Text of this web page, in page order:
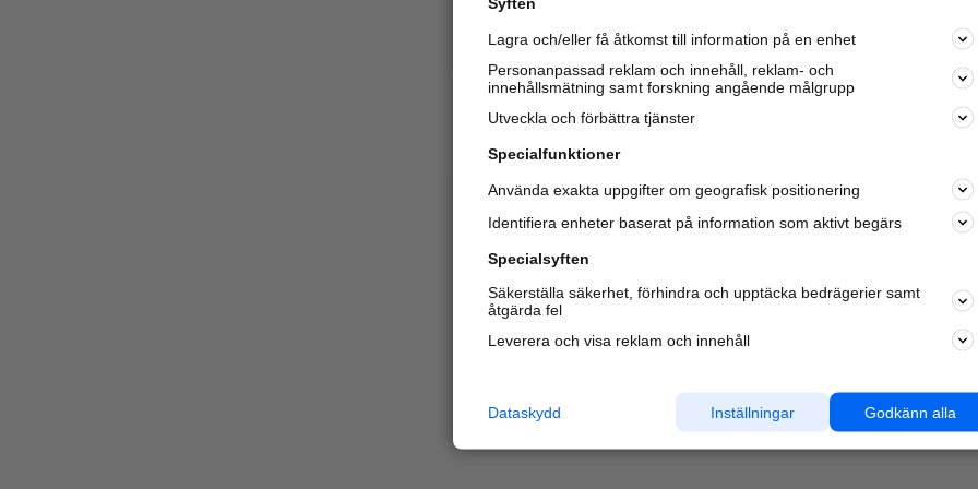
Varje vecka besöker du och 4 miljonerandra härliga
oss för att hitta rätt lokal information om företag,
Lagra och/eller få åtkomst till information på en enhet
Personanpassad reklam och innehåll, reklam- och
innehållsmätning samt forskning angående målgrupp
Utveckla och förbättra tjänster
Specialfunktioner
Använda exakta uppgifter om geografisk positionering
Identifiera enheter baserat på information som aktivt begärs
Specialsyften
Säkerställa säkerhet, förhindra och upptäcka bedrägerier samt
åtgärda fel
Leverera och visa reklam och innehåll
Godkänn alla
Inställningar
Dataskydd